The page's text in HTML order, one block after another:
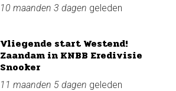
10 maanden 3 dagen geleden
Vliegende start Westend!
Zaandam in KNBB Eredivisie
Snooker
11 maanden 5 dagen geleden